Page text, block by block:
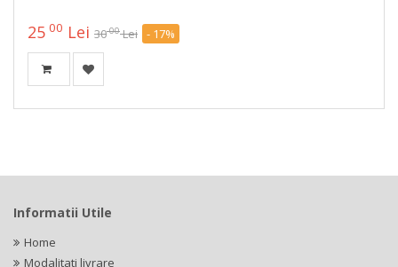
25 00 Lei 3000 Lei - 17%
Informatii Utile
Home
Modalitati livrare